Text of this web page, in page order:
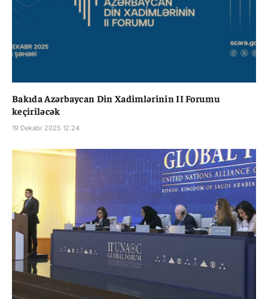
Bakıda Azərbaycan Din Xadimlərinin II Forumu
keçiriləcək
19 Dekabr 2025 12:24